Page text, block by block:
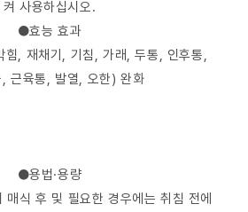
켜 사용하십시오.
●효능 효과
힘, 재채기, 기침, 가래, 두통, 인후통,
, 근육통, 발열, 오한) 완화
●용법·용량
매식 후 및 필요한 경우에는 취침 전에